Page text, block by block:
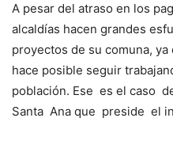
A pesar del atraso en los
alcaldías hacen grandes
proyectos de su comuna,
hace posible seguir
población. Ese es el caso
Santa Ana que preside el